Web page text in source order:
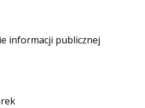
informacji publicznej